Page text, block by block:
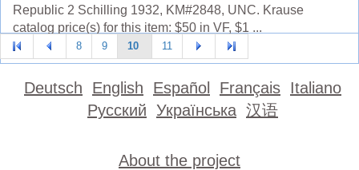
Republic 2 Schilling 1932, KM#2848, UNC. Krause
catalog price(s) for this item: $50 in VF, $1 ...
8 9 10 11
Deutsch English Español Français Italiano
Русский Українська 汉语
About the project